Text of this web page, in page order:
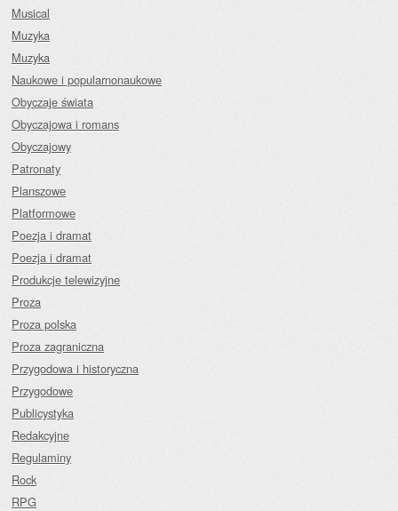
Musical
Muzyka
Muzyka
Naukowe i popularnonaukowe
Obyczaje świata
Obyczajowa i romans
Obyczajowy
Patronaty
Planszowe
Platformowe
Poezja i dramat
Poezja i dramat
Produkcje telewizyjne
Proza
Proza polska
Proza zagraniczna
Przygodowa i historyczna
Przygodowe
Publicystyka
Redakcyjne
Regulaminy
Rock
RPG